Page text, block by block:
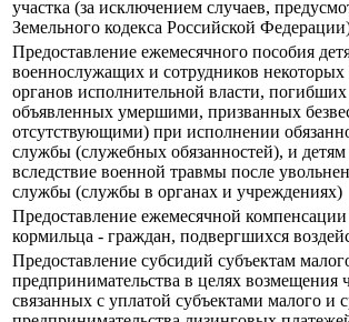
участка (за исключением случаев,
Земельного кодекса Российской
Предоставление ежемесячного пособия
военнослужащих и сотрудников
органов исполнительной власти,
объявленных умершими, призванных
отсутствующими) при исполнении
службы (служебных обязанностей), и
вследствие военной травмы после
службы (службы в органах и учреждениях)
Предоставление ежемесячной
кормильца - граждан, подвергшихся
Предоставление субсидий субъектам
предпринимательства в целях возмещения
связанных с уплатой субъектами малого и